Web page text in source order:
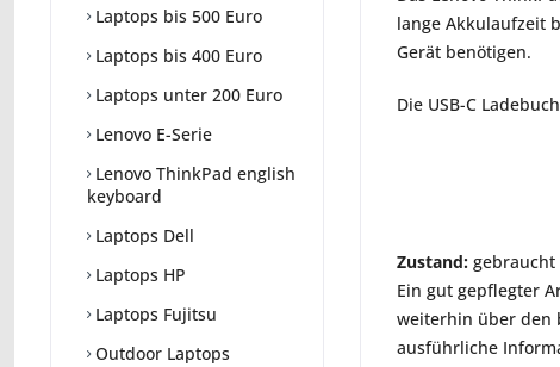
Laptops bis 500 Euro
Laptops bis 400 Euro
Laptops unter 200 Euro
Lenovo E-Serie
Lenovo ThinkPad english
keyboard
Laptops Dell
Laptops HP
Laptops Fujitsu
Outdoor Laptops
lange Akkulaufzeit
Gerät benötigen.
Die USB-C
Zustand: gebraucht
Ein gut gepflegter
weiterhin über den
ausführliche